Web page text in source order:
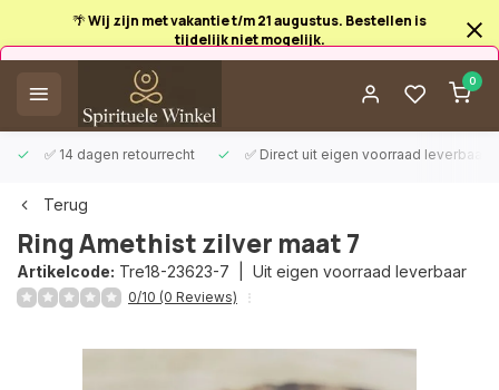
🌴 Wij zijn met vakantie t/m 21 augustus. Bestellen is
tijdelijk niet mogelijk.
0
✅ 14 dagen retourrecht ✅ Direct uit eigen voorraad leverbaar
Afrekenen is uitgeschakeld.
Terug
Ring Amethist zilver maat 7
Artikelcode: Tre18-23623-7 | Uit eigen voorraad leverbaar
0/10 (0 Reviews)